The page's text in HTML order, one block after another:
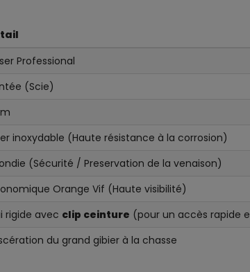
Professional
(Scie)
inoxydable (Haute résistance à la corrosion)
(Sécurité / Preservation de la venaison)
Orange Vif (Haute visibilité)
rigide avec clip ceinture (pour un accès rapide
du grand gibier à la chasse